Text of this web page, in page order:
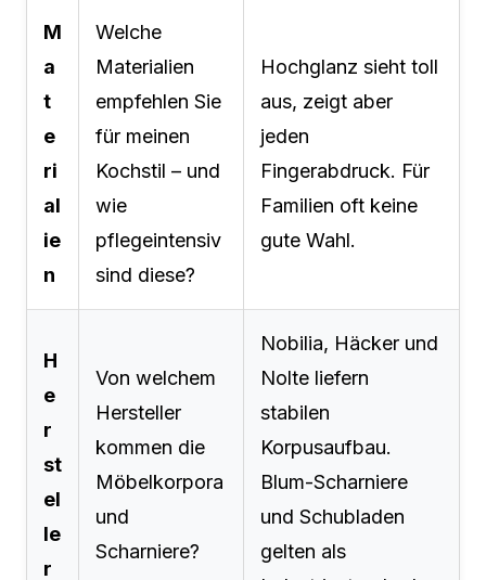
M
a
t
e
ri
al
ie
n
Welche
Materialien
empfehlen Sie
für meinen
Kochstil – und
wie
pflegeintensiv
sind diese?
Hochglanz sieht toll
aus, zeigt aber
jeden
Fingerabdruck. Für
Familien oft keine
gute Wahl.
H
e
r
st
el
le
r
Von welchem
Hersteller
kommen die
Möbelkorpora
und
Scharniere?
Nobilia, Häcker und
Nolte liefern
stabilen
Korpusaufbau.
Blum-Scharniere
und Schubladen
gelten als